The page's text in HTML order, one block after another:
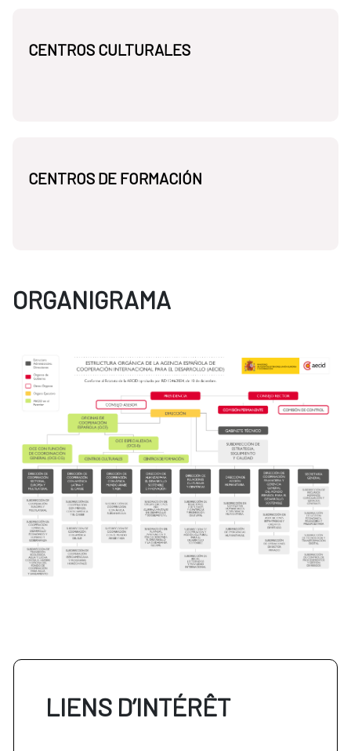
CENTROS CULTURALES
CENTROS DE FORMACIÓN
ORGANIGRAMA
LIENS D’INTÉRÊT